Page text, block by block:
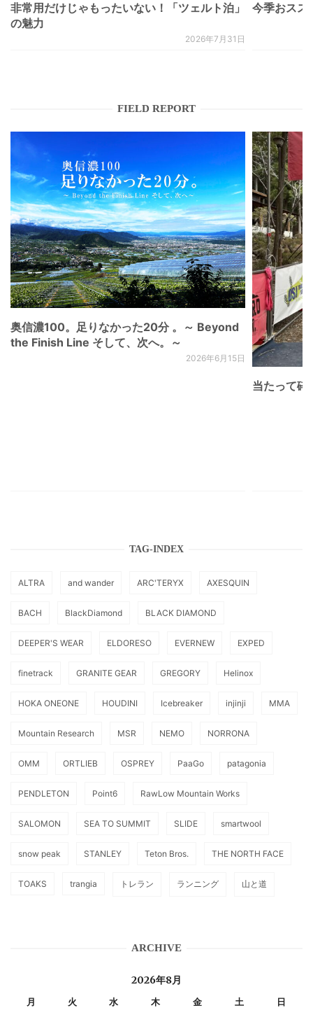
非常用だけじゃもったいない！「ツェルト泊」
の魅力
2026年7月31日
今季おスス
FIELD REPORT
奥信濃100。足りなかった20分 。～ Beyond
the Finish Line そして、次へ。～
2026年6月15日
当たって砕
TAG-INDEX
ALTRA and wander ARC'TERYX AXESQUIN
BACH BlackDiamond BLACK DIAMOND
DEEPER'S WEAR ELDORESO EVERNEW EXPED
finetrack GRANITE GEAR GREGORY Helinox
HOKA ONEONE HOUDINI Icebreaker injinji MMA
Mountain Research MSR NEMO NORRONA
OMM ORTLIEB OSPREY PaaGo patagonia
PENDLETON Point6 RawLow Mountain Works
SALOMON SEA TO SUMMIT SLIDE smartwool
snow peak STANLEY Teton Bros. THE NORTH FACE
TOAKS trangia トレラン ランニング 山と道
ARCHIVE
2026年8月
月 火 水 木 金 土 日